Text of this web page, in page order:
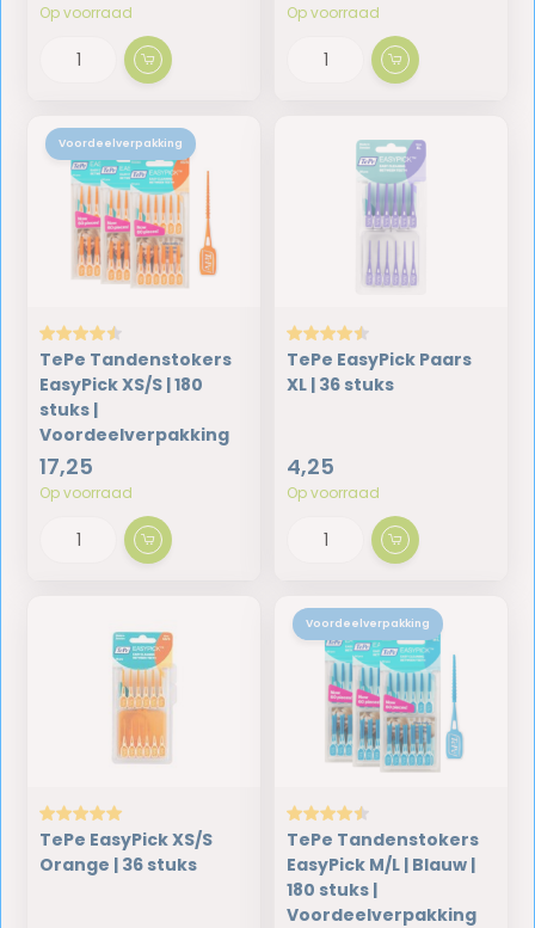
Op voorraad Op voorraad
Voordeelverpakking
TePe Tandenstokers
EasyPick XS/S | 180
stuks |
Voordeelverpakking
17,25
Op voorraad
TePe EasyPick Paars
XL | 36 stuks
4,25
Op voorraad
TePe EasyPick XS/S
Orange | 36 stuks
Voordeelverpakking
TePe Tandenstokers
EasyPick M/L | Blauw |
180 stuks |
Voordeelverpakking